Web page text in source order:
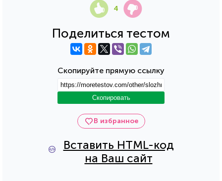
В избранное
Вставить HTML-код
на Ваш сайт
Поделиться тестом
Скопируйте прямую ссылку
Скопировать
4